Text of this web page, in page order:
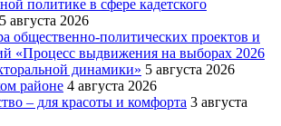
политике в сфере кадетского
5 августа 2026
общественно-политических проектов и
«Процесс выдвижения на выборах 2026
динамики» 5 августа 2026
районе 4 августа 2026
– для красоты и комфорта 3 августа